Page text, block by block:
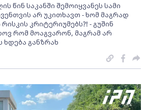
წინ საკანში შემოიყვანეს სამი
არ უკითხავთ - ხომ მაგრად
კრიტერიუმებს?! - გუშინ
რომ მოაგვარონ, მაგრამ არ
ხდება განზრახ